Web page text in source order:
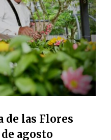
de las Flores
agosto